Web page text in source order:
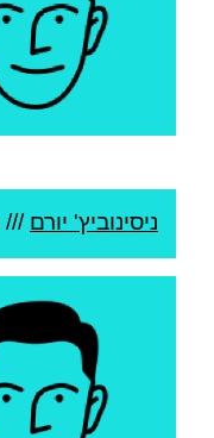
ניסינוביץ' יורם ///